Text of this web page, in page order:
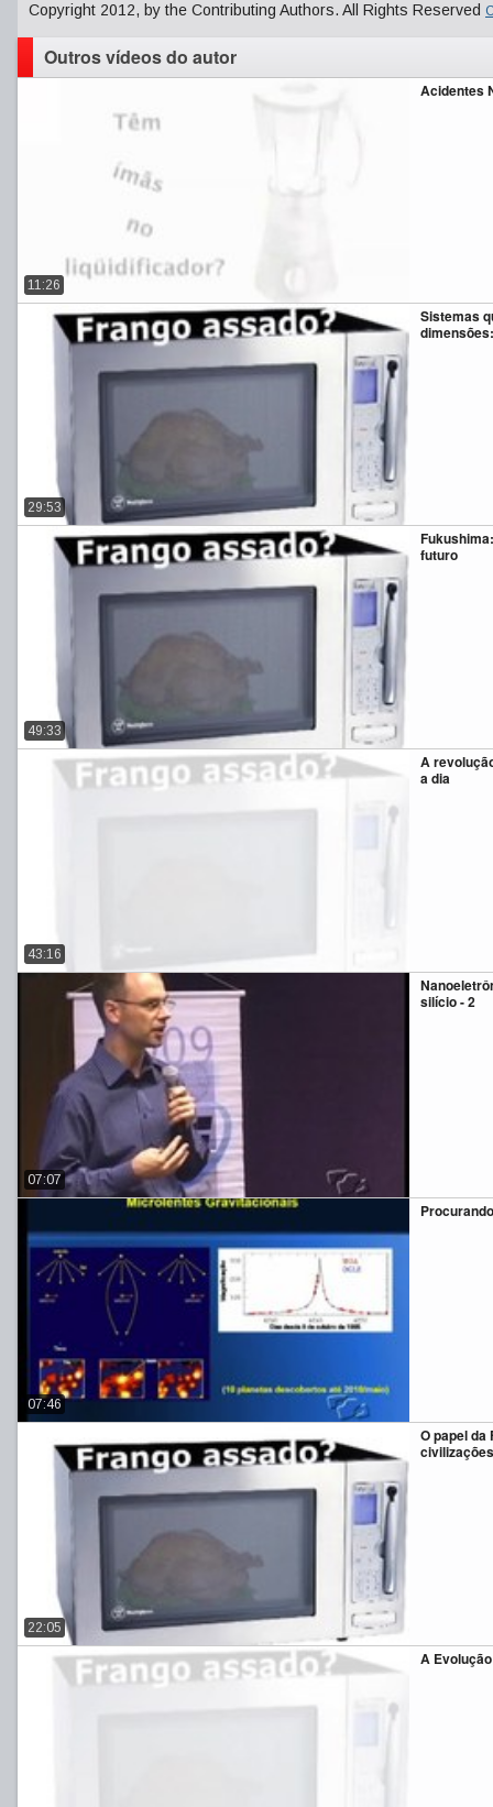
Copyright 2012, by the Contributing Authors. All Rights Reserved
Outros vídeos do autor
Acidentes
11:26
Sistemas
29:53
futuro
49:33
A
a dia
43:16
silício - 2
07:07
07:46
O papel da
civilizações
22:05
A